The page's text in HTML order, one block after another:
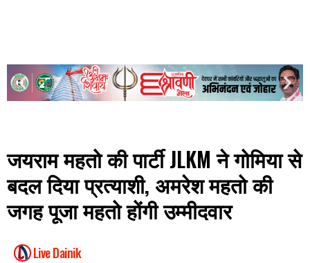
जयराम महतो की पार्टी JLKM ने गोमिया से
बदल दिया प्रत्याशी, अमरेश महतो की
जगह पूजा महतो होंगी उम्मीदवार
Live Dainik